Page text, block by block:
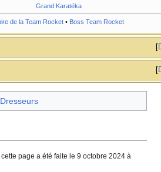
Grand Karatéka
de la Team Rocket • Boss Team Rocket
page a été faite le 9 octobre 2024 à